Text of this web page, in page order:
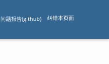
问题报告(github) 纠错本页面